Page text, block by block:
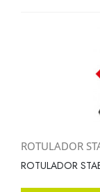
ROTULADOR
ROTULADOR